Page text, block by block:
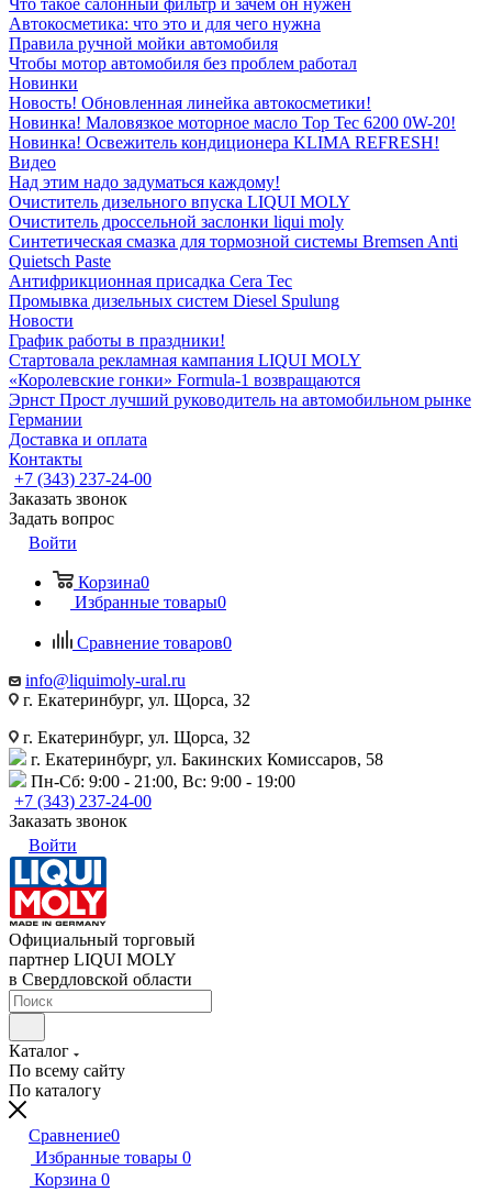
Что такое салонный фильтр и зачем он нужен
Автокосметика: что это и для чего нужна
Правила ручной мойки автомобиля
Чтобы мотор автомобиля без проблем работал
Новинки
Новость! Обновленная линейка автокосметики!
Новинка! Маловязкое моторное масло Top Tec 6200 0W-20!
Новинка! Освежитель кондиционера KLIMA REFRESH!
Видео
Над этим надо задуматься каждому!
Очиститель дизельного впуска LIQUI MOLY
Очиститель дроссельной заслонки liqui moly
Синтетическая смазка для тормозной системы Bremsen Anti
Quietsch Paste
Антифрикционная присадка Cera Tec
Промывка дизельных систем Diesel Spulung
Новости
График работы в праздники!
Стартовала рекламная кампания LIQUI MOLY
«Королевские гонки» Formula-1 возвращаются
Эрнст Прост лучший руководитель на автомобильном рынке
Германии
Доставка и оплата
Контакты
+7 (343) 237-24-00
Заказать звонок
Задать вопрос
Войти
Корзина0
Избранные товары0
Сравнение товаров0
info@liquimoly-ural.ru
г. Екатеринбург, ул. Щорса, 32
г. Екатеринбург, ул. Щорса, 32
г. Екатеринбург, ул. Бакинских Комиссаров, 58
Пн-Сб: 9:00 - 21:00, Вс: 9:00 - 19:00
+7 (343) 237-24-00
Заказать звонок
Войти
Официальный торговый
партнер LIQUI MOLY
в Свердловской области
Каталог
По всему сайту
По каталогу
Сравнение0
Избранные товары 0
Корзина 0